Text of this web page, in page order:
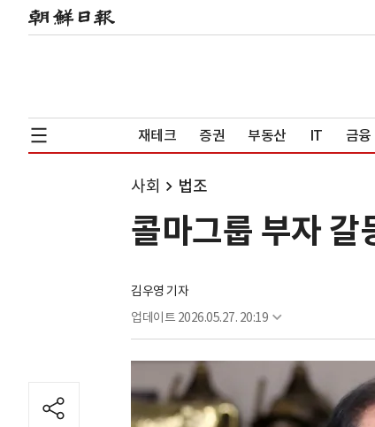
재테크 증권 부동산 IT 금융
사회 법조
콜마그룹 부자 갈
김우영 기자
업데이트 2026.05.27. 20:19